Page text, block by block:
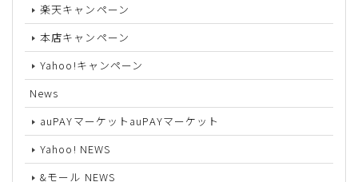
楽天キャンペーン
本店キャンペーン
Yahoo!キャンペーン
News
auPAYマーケットauPAYマーケット
Yahoo! NEWS
&モール NEWS